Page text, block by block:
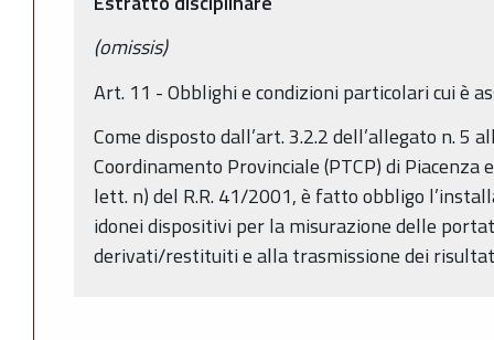
(omissis)
Art. 11 - Obblighi e condizioni particolari cui è
Come disposto dall’art. 3.2.2 dell’allegato n. 5
Coordinamento Provinciale (PTCP) di Piacenza
lett. n) del R.R. 41/2001, è fatto obbligo
idonei dispositivi per la misurazione delle
derivati/restituiti e alla trasmissione dei